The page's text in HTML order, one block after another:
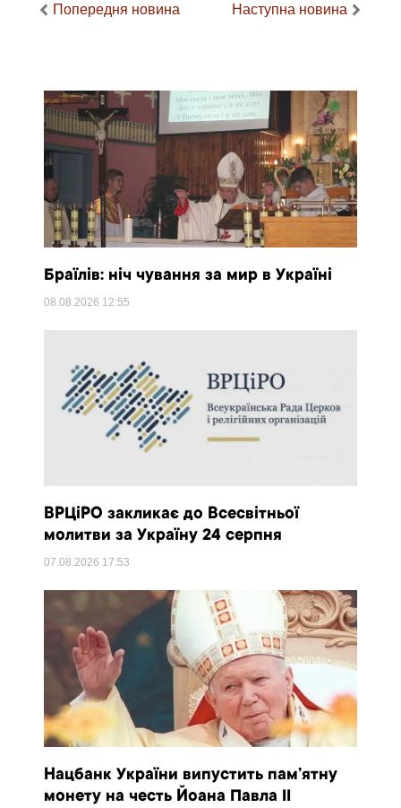
Попередня новина Наступна новина
Браїлів: ніч чування за мир в Україні
08.08.2026 12:55
ВРЦіРО закликає до Всесвітньої
молитви за Україну 24 серпня
07.08.2026 17:53
Нацбанк України випустить пам’ятну
монету на честь Йоана Павла II